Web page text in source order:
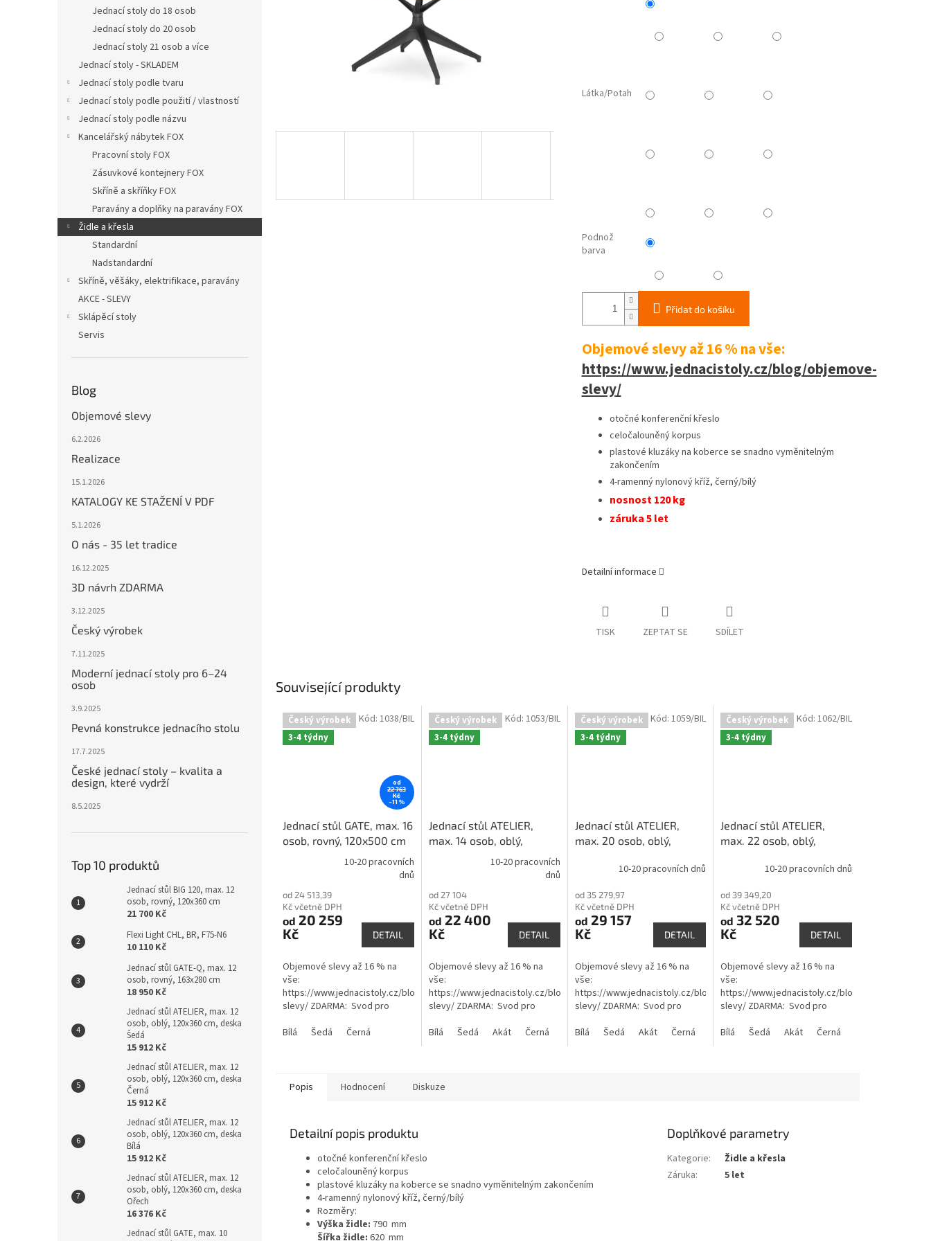
Jednací stoly do 18 osob
Jednací stoly do 20 osob
Jednací stoly 21 osob a více
Jednací stoly - SKLADEM
Jednací stoly podle tvaru
Jednací stoly podle použití / vlastností
Jednací stoly podle názvu
Kancelářský nábytek FOX
Pracovní stoly FOX
Zásuvkové kontejnery FOX
Skříně a skříňky FOX
Paravány a doplňky na paravány FOX
Židle a křesla
Standardní
Nadstandardní
Skříně, věšáky, elektrifikace, paravány
AKCE - SLEVY
Sklápěcí stoly
Servis
Blog
Objemové slevy
6.2.2026
Realizace
15.1.2026
KATALOGY KE STAŽENÍ V PDF
5.1.2026
O nás - 35 let tradice
16.12.2025
3D návrh ZDARMA
3.12.2025
Český výrobek
7.11.2025
Moderní jednací stoly pro 6–24
osob
3.9.2025
Pevná konstrukce jednacího stolu
17.7.2025
České jednací stoly – kvalita a
design, které vydrží
8.5.2025
Top 10 produktů
Jednací stůl BIG 120, max. 12
osob, rovný, 120x360 cm
21 700 Kč
Flexi Light CHL, BR, F75-N6
10 110 Kč
Jednací stůl GATE-Q, max. 12
osob, rovný, 163x280 cm
18 950 Kč
Jednací stůl ATELIER, max. 12
osob, oblý, 120x360 cm, deska
Šedá
15 912 Kč
Jednací stůl ATELIER, max. 12
osob, oblý, 120x360 cm, deska
Černá
15 912 Kč
Jednací stůl ATELIER, max. 12
osob, oblý, 120x360 cm, deska
Bílá
15 912 Kč
Jednací stůl ATELIER, max. 12
osob, oblý, 120x360 cm, deska
Ořech
16 376 Kč
Jednací stůl GATE, max. 10
Látka/Potah
Podnož
barva
Přidat do košíku
Objemové slevy až 16 %na vše:
https://www.jednacistoly.cz/blog/objemove-
slevy/
otočné konferenční křeslo
celočalouněný korpus
plastové kluzáky na koberce se snadno vyměnitelným
zakončením
4-ramenný nylonový kříž, černý/bílý
nosnost 120 kg
záruka 5 let
Detailní informace
TISK ZEPTAT SE SDÍLET
Související produkty
Český výrobek
3-4 týdny
od
22 763
Kč
–11 %
Jednací stůl GATE, max. 16
osob, rovný, 120x500 cm
produktu
je
5,0
z
hvězdiček.
10-20 pracovních
dnů
od 24 513,39
Kč včetně DPH
od 20 259
Kč
DETAIL
Objemové slevy až 16 % na
vše:
https://www.jednacistoly.cz/blog/objemove-
slevy/ ZDARMA: Svod pro
ZDE: Jednací stoly Gate
Bílá Šedá Černá
Kód: 1038/BIL
Český výrobek
3-4 týdny
Jednací stůl ATELIER,
max. 14 osob, oblý,
produktu
je
5,0
z
hvězdiček.
10-20 pracovních
dnů
od 27 104
Kč včetně DPH
od 22 400
Kč
DETAIL
Objemové slevy až 16 % na
vše:
https://www.jednacistoly.cz/blog/objemove-
slevy/ ZDARMA: Svod pro
ZDE: Jednací stoly Atelier
Bílá Šedá Akát Černá Ořech Cognac
Kód: 1053/BIL
Český výrobek
3-4 týdny
Jednací stůl ATELIER,
max. 20 osob, oblý,
10-20 pracovních dnů
od 35 279,97
Kč včetně DPH
od 29 157
Kč
DETAIL
Objemové slevy až 16 % na
vše:
https://www.jednacistoly.cz/blog/objemove-
slevy/ ZDARMA: Svod pro
ZDE: Jednací stoly Atelier
Bílá Šedá Akát Černá Ořech Cognac
Kód:1059/BIL
Český výrobek
3-4 týdny
Jednací stůl ATELIER,
max. 22 osob, oblý,
10-20 pracovních dnů
od 39 349,20
Kč včetně DPH
od 32 520
Kč
DETAIL
Objemové slevy až 16 % na
vše:
https://www.jednacistoly.cz/blog/objemove-
slevy/ ZDARMA: Svod pro
ZDE: Jednací stoly Atelier
Bílá Šedá Akát Černá
Kód: 1062/BIL
Popis Hodnocení Diskuze
Detailní popis produktu
otočné konferenční křeslo
celočalouněný korpus
plastové kluzáky na koberce se snadno vyměnitelným zakončením
4-ramenný nylonový kříž, černý/bílý
Rozměry:
Výška židle: 790 mm
Šířka židle: 620 mm
Doplňkové parametry
Kategorie:
Židle a křesla
Záruka: 5 let